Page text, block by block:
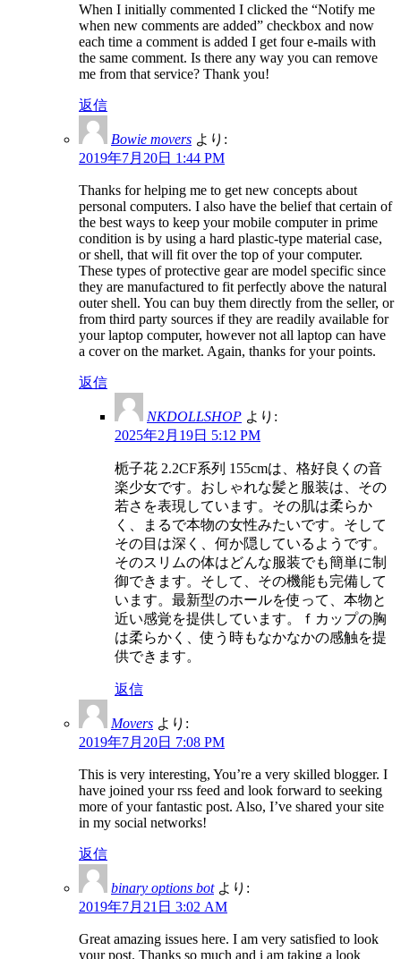
When I initially commented I clicked the “Notify me
when new comments are added” checkbox and now
each time a comment is added I get four e-mails with
the same comment. Is there any way you can remove
me from that service? Thank you!
返信
Bowie movers より:
2019年7月20日 1:44 PM
Thanks for helping me to get new concepts about
personal computers. I also have the belief that certain of
the best ways to keep your mobile computer in prime
condition is by using a hard plastic-type material case,
or shell, that will fit over the top of your computer.
These types of protective gear are model specific since
they are manufactured to fit perfectly above the natural
outer shell. You can buy them directly from the seller, or
from third party sources if they are readily available for
your laptop computer, however not all laptop can have
a cover on the market. Again, thanks for your points.
返信
NKDOLLSHOP より:
2025年2月19日 5:12 PM
栀子花 2.2CF系列 155cmは、格好良くの音
楽少女です。おしゃれな髪と服装は、その
若さを表現しています。その肌は柔らか
く、まるで本物の女性みたいです。そして
その目は深く、何か隠しているようです。
そのスリムの体はどんな服装でも簡単に制
御できます。そして、その機能も完備して
います。最新型のホールを使って、本物と
近い感覚を提供しています。ｆカップの胸
は柔らかく、使う時もなかなかの感触を提
供できます。
返信
Movers より:
2019年7月20日 7:08 PM
This is very interesting, You’re a very skilled blogger. I
have joined your rss feed and look forward to seeking
more of your fantastic post. Also, I’ve shared your site
in my social networks!
返信
binary options bot より:
2019年7月21日 3:02 AM
Great amazing issues here. I am very satisfied to look
your post. Thanks so much and i am taking a look